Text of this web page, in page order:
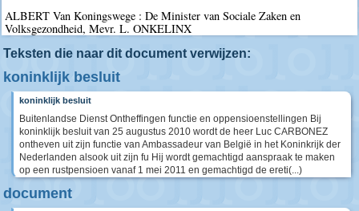
ALBERT Van Koningswege : De Minister van Sociale Zaken en
Volksgezondheid, Mevr. L. ONKELINX
Teksten die naar dit document verwijzen:
koninklijk besluit
koninklijk besluit
Buitenlandse Dienst Ontheffingen functie en oppensioenstellingen Bij
koninklijk besluit van 25 augustus 2010 wordt de heer Luc CARBONEZ
ontheven uit zijn functie van Ambassadeur van België in het Koninkrijk der
Nederlanden alsook uit zijn fu Hij wordt gemachtigd aanspraak te maken
op een rustpensioen vanaf 1 mei 2011 en gemachtigd de ereti(...)
document